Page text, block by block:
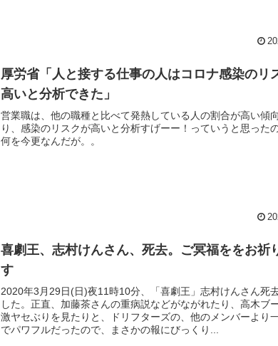
厚労省「人と接する仕事の人はコロナ感染のリ
高いと分析できた」
営業職は、他の職種と比べて発熱している人の割合が高い傾
り、感染のリスクが高いと分析すげーー！っていうと思った
何を今更なんだが。。
喜劇王、志村けんさん、死去。ご冥福ををお祈
す
2020年3月29日(日)夜11時10分、「喜劇王」志村けんさん死
した。正直、加藤茶さんの重病説などがながれたり、高木ブ
激ヤセぶりを見たりと、ドリフターズの、他のメンバーより
でパワフルだったので、まさかの報にびっくり...